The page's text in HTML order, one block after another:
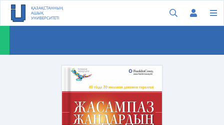
ҚАЗАҚСТАННЫҢ
АШЫҚ
УНИВЕРСИТЕТІ